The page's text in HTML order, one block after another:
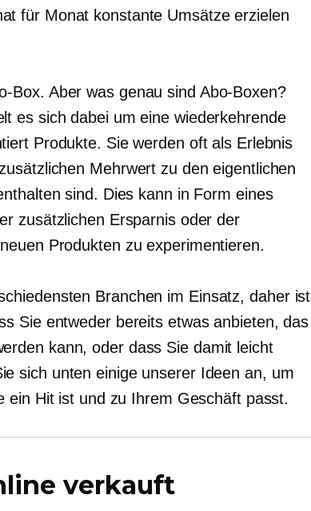
für Monat konstante Umsätze erzielen
Box. Aber was genau sind Abo-Boxen?
es sich dabei um eine wiederkehrende
Produkte. Sie werden oft als Erlebnis
Mehrwert zu den eigentlichen
sind. Dies kann in Form eines
zusätzlichen Ersparnis oder der
Produkten zu experimentieren.
Branchen im Einsatz, daher ist
Sie entweder bereits etwas anbieten, das
kann, oder dass Sie damit leicht
sich unten einige unserer Ideen an, um
ein Hit ist und zu Ihrem Geschäft passt.
verkauft